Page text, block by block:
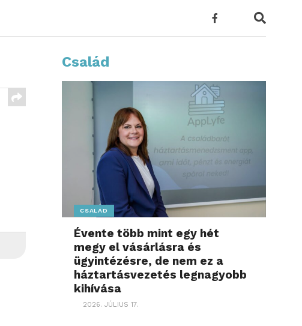
Család
CSALÁD
Évente több mint egy hét
megy el vásárlásra és
ügyintézésre, de nem ez a
háztartásvezetés legnagyobb
kihívása
2026. JÚLIUS 17.